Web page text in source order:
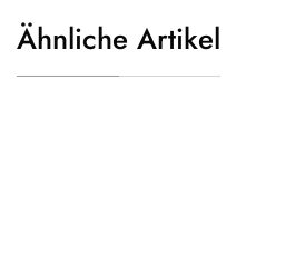
Ähnliche Artikel